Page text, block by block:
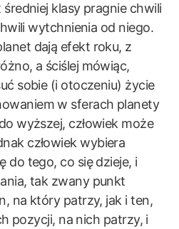
klasy pragnie chwili
wytchnienia od niego.
dają efekt roku, z
a ściślej mówiąc,
sobie (i otoczeniu) życie
w sferach planety
wyższej, człowiek może
człowiek wybiera
do tego, co się dzieje, i
tak zwany punkt
na który patrzy, jak i ten,
pozycji, na nich patrzy, i